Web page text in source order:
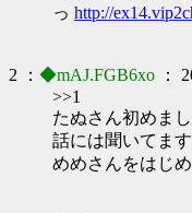
っ http://
2 ： ◆mAJ.FGB6xo
：
>>1
たぬさん初めま
話には聞いてま
めめさんをはじ